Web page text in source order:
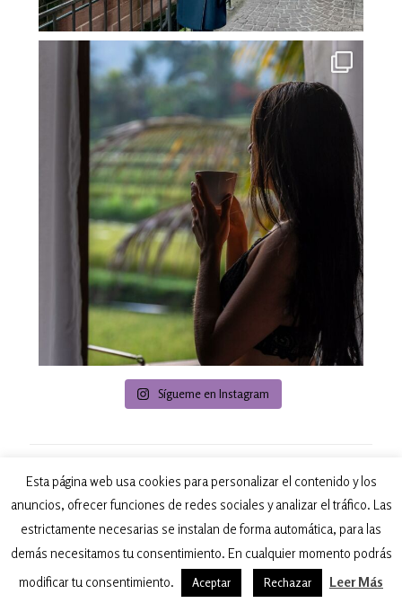
Sígueme en Instagram
¿YA VISTE MIS VIDEOS?
Reproductor
de
vídeo
Esta página web usa cookies para personalizar el contenido y los
anuncios, ofrecer funciones de redes sociales y analizar el tráfico. Las
estrictamente necesarias se instalan de forma automática, para las
demás necesitamos tu consentimiento. En cualquier momento podrás
modificar tu consentimiento.
Aceptar Rechazar Leer Más